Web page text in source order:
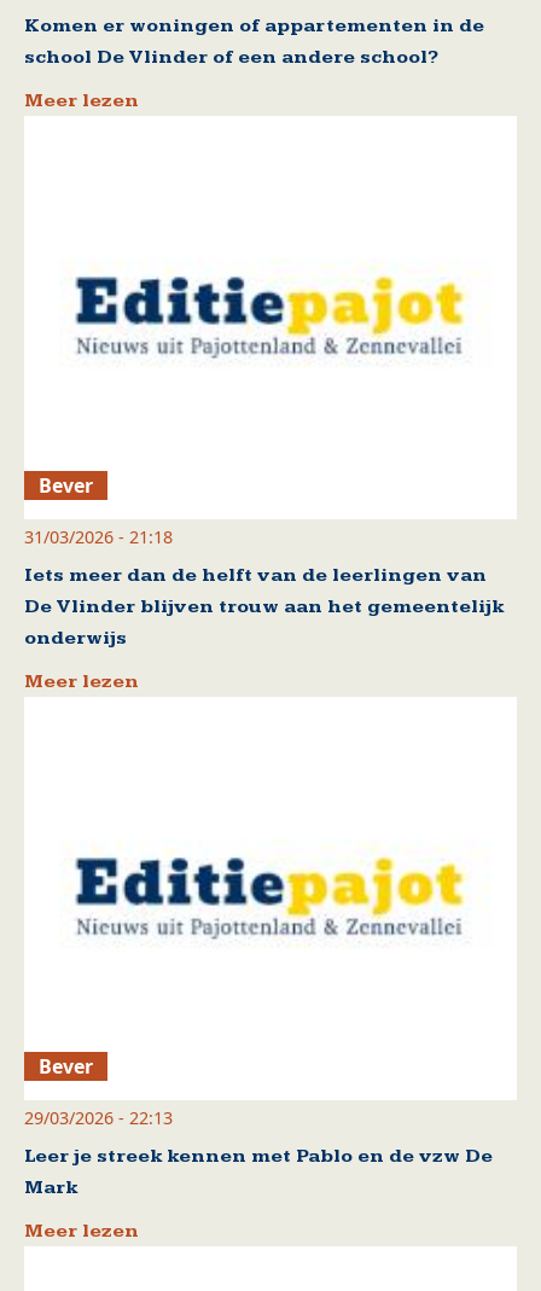
Komen er woningen of appartementen in de
school De Vlinder of een andere school?
Meer lezen
Bever
31/03/2026 - 21:18
Iets meer dan de helft van de leerlingen van
De Vlinder blijven trouw aan het gemeentelijk
onderwijs
Meer lezen
Bever
29/03/2026 - 22:13
Leer je streek kennen met Pablo en de vzw De
Mark
Meer lezen